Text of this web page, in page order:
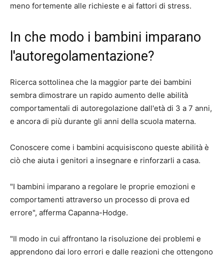
meno fortemente alle richieste e ai fattori di stress.
In che modo i bambini imparano
l'autoregolamentazione?
Ricerca sottolinea che la maggior parte dei bambini
sembra dimostrare un rapido aumento delle abilità
comportamentali di autoregolazione dall'età di 3 a 7 anni,
e ancora di più durante gli anni della scuola materna.
Conoscere come i bambini acquisiscono queste abilità è
ciò che aiuta i genitori a insegnare e rinforzarli a casa.
"I bambini imparano a regolare le proprie emozioni e
comportamenti attraverso un processo di prova ed
errore", afferma Capanna-Hodge.
"Il modo in cui affrontano la risoluzione dei problemi e
apprendono dai loro errori e dalle reazioni che ottengono